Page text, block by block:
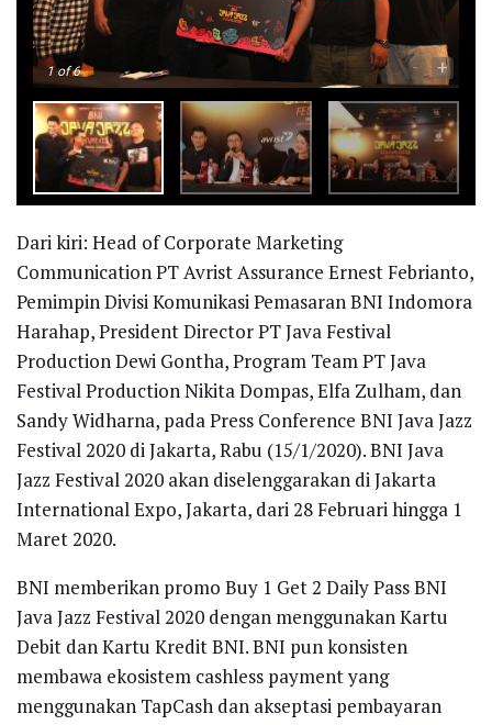
1of 6 - +
Dari kiri: Head of Corporate Marketing
Communication PT Avrist Assurance Ernest Febrianto,
Pemimpin Divisi Komunikasi Pemasaran BNI Indomora
Harahap, President Director PT Java Festival
Production Dewi Gontha, Program Team PT Java
Festival Production Nikita Dompas, Elfa Zulham, dan
Sandy Widharna, pada Press Conference BNI Java Jazz
Festival 2020 di Jakarta, Rabu (15/1/2020). BNI Java
Jazz Festival 2020 akan diselenggarakan di Jakarta
International Expo, Jakarta, dari 28 Februari hingga 1
Maret 2020.
BNI memberikan promo Buy 1 Get 2 Daily Pass BNI
Java Jazz Festival 2020 dengan menggunakan Kartu
Debit dan Kartu Kredit BNI. BNI pun konsisten
membawa ekosistem cashless payment yang
menggunakan TapCash dan akseptasi pembayaran